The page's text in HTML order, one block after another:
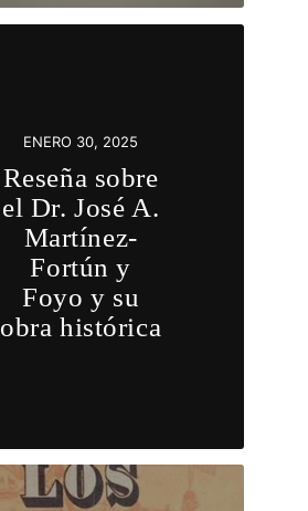
ENERO 30, 2025
Reseña sobre
el Dr. José A.
Martínez-
Fortún y
Foyo y su
obra histórica